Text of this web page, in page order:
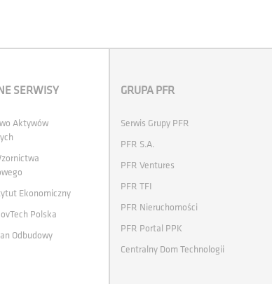
SERWISY
Aktywów
Ekonomiczny
Polska
Odbudowy
GRUPA PFR
Serwis Grupy PFR
PFR S.A.
PFR Ventures
PFR TFI
PFR Nieruchomości
PFR Portal PPK
Centralny Dom Technologii